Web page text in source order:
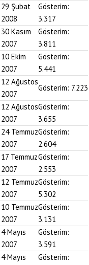
29 Şubat
2008
Gösterim:
3.317
30 Kasım
2007
Gösterim:
3.811
10 Ekim
2007
Gösterim:
5.441
12 Ağustos
2007
Gösterim: 7.223
12 Ağustos
2007
Gösterim:
3.655
24 Temmuz
2007
Gösterim:
2.604
17 Temmuz
2007
Gösterim:
2.553
12 Temmuz
2007
Gösterim:
5.302
10 Temmuz
2007
Gösterim:
3.131
4 Mayıs
2007
Gösterim:
3.591
4 Mayıs
Gösterim: